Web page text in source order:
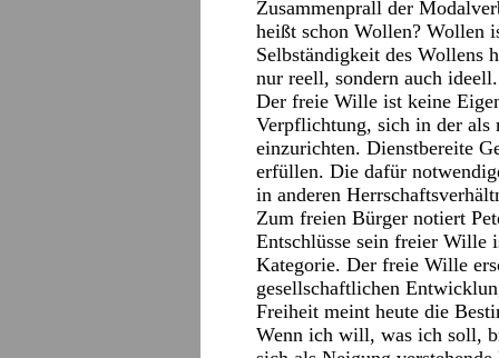
Zusammenprall der
heißt schon Wollen? Wollen
Selbständigkeit des Wollens
nur reell, sondern auch
Der freie Wille ist keine
Verpflichtung, sich in der als
einzurichten. Dienstbereite
erfüllen. Die dafür
in anderen
Zum freien Bürger notiert
Entschlüsse sein freier Wille
Kategorie. Der freie Wille
gesellschaftlichen
Freiheit meint heute die
Wenn ich will, was ich soll,